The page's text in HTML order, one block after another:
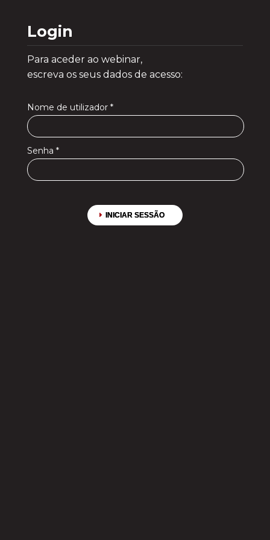
Login
Para aceder ao webinar,
escreva os seus dados de acesso:
Nome de utilizador *
Senha *
INICIAR SESSÃO